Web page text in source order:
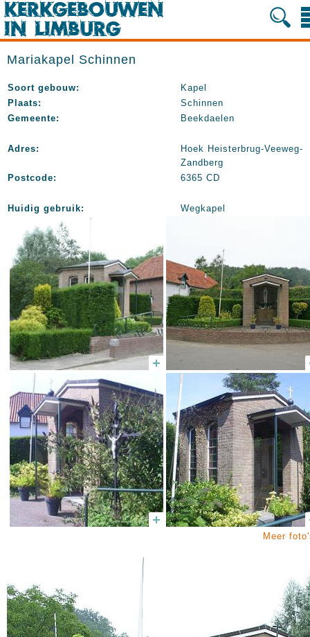
Mariakapel Schinnen
Soort gebouw:
Kapel
Plaats:
Schinnen
Gemeente:
Beekdaelen
Adres:
Hoek Heisterbrug-Veeweg-
Zandberg
Postcode:
6365 CD
Huidig gebruik: Wegkapel
Meer